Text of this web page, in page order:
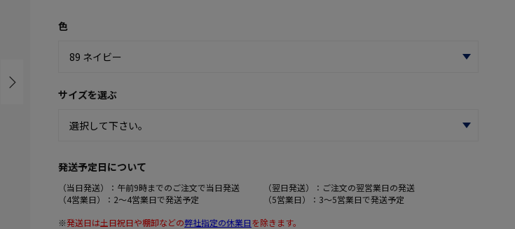
色
サイズを選ぶ
発送予定日について
（当日発送）：午前9時までのご注文で当日発送
（翌日発送）：ご注文の翌営業日の発送
（4営業日）：2～4営業日で発送予定
（5営業日）：3～5営業日で発送予定
※発送日は土日祝日や棚卸などの弊社指定の休業日を除きます。